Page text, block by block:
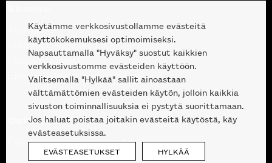
Tuotteet
Suunnittelupalvelu
Projektimyynti
Liike Helsingin keskustassa
Outlet
Poistuvat mallikappaleet
Käytämme verkkosivustollamme evästeitä
käyttökokemuksesi optimoimiseksi.
Napsauttamalla "Hyväksy" suostut kaikkien
verkkosivustomme evästeiden käyttöön.
Valitsemalla "Hylkää" sallit ainoastaan
välttämättömien evästeiden käytön, jolloin kaikkia
sivuston toiminnallisuuksia ei pystytä suorittamaan.
Jos haluat poistaa joitakin evästeitä käytöstä, käy
evästeasetuksissa.
EVÄSTEASETUKSET HYLKÄÄ